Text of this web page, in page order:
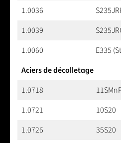
1.0036
1.0039
1.0060
E335
Aciers de décolletage
1.0718
1.0721
10S20
1.0726
35S20